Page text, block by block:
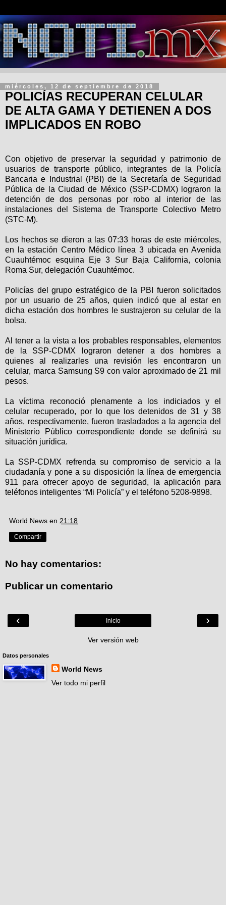
miércoles, 12 de septiembre de 2018
POLICÍAS RECUPERAN CELULAR
DE ALTA GAMA Y DETIENEN A DOS
IMPLICADOS EN ROBO
Con objetivo de preservar la seguridad y patrimonio de
usuarios de transporte público, integrantes de la Policía
Bancaria e Industrial (PBI) de la Secretaría de Seguridad
Pública de la Ciudad de México (SSP-CDMX) lograron la
detención de dos personas por robo al interior de las
instalaciones del Sistema de Transporte Colectivo Metro
(STC-M).
Los hechos se dieron a las 07:33 horas de este miércoles,
en la estación Centro Médico línea 3 ubicada en Avenida
Cuauhtémoc esquina Eje 3 Sur Baja California, colonia
Roma Sur, delegación Cuauhtémoc.
Policías del grupo estratégico de la PBI fueron solicitados
por un usuario de 25 años, quien indicó que al estar en
dicha estación dos hombres le sustrajeron su celular de la
bolsa.
Al tener a la vista a los probables responsables, elementos
de la SSP-CDMX lograron detener a dos hombres a
quienes al realizarles una revisión les encontraron un
celular, marca Samsung S9 con valor aproximado de 21 mil
pesos.
La víctima reconoció plenamente a los indiciados y el
celular recuperado, por lo que los detenidos de 31 y 38
años, respectivamente, fueron trasladados a la agencia del
Ministerio Público correspondiente donde se definirá su
situación jurídica.
La SSP-CDMX refrenda su compromiso de servicio a la
ciudadanía y pone a su disposición la línea de emergencia
911 para ofrecer apoyo de seguridad, la aplicación para
teléfonos inteligentes “Mi Policía” y el teléfono 5208-9898.
World News en 21:18
Compartir
No hay comentarios:
Publicar un comentario
‹ ›
Inicio
Ver versión web
Datos personales
World News
Ver todo mi perfil